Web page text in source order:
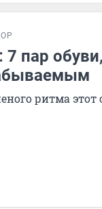
7 пар
ритма этот